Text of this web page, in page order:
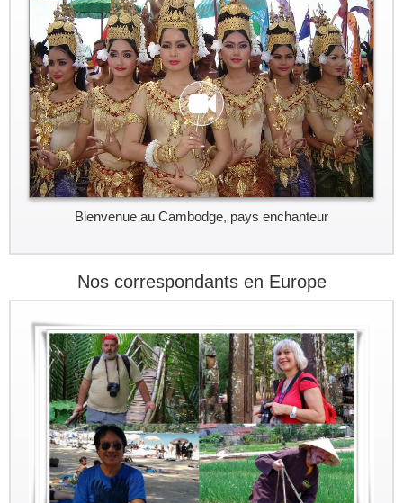
Bienvenue au Cambodge, pays enchanteur
Nos correspondants en Europe